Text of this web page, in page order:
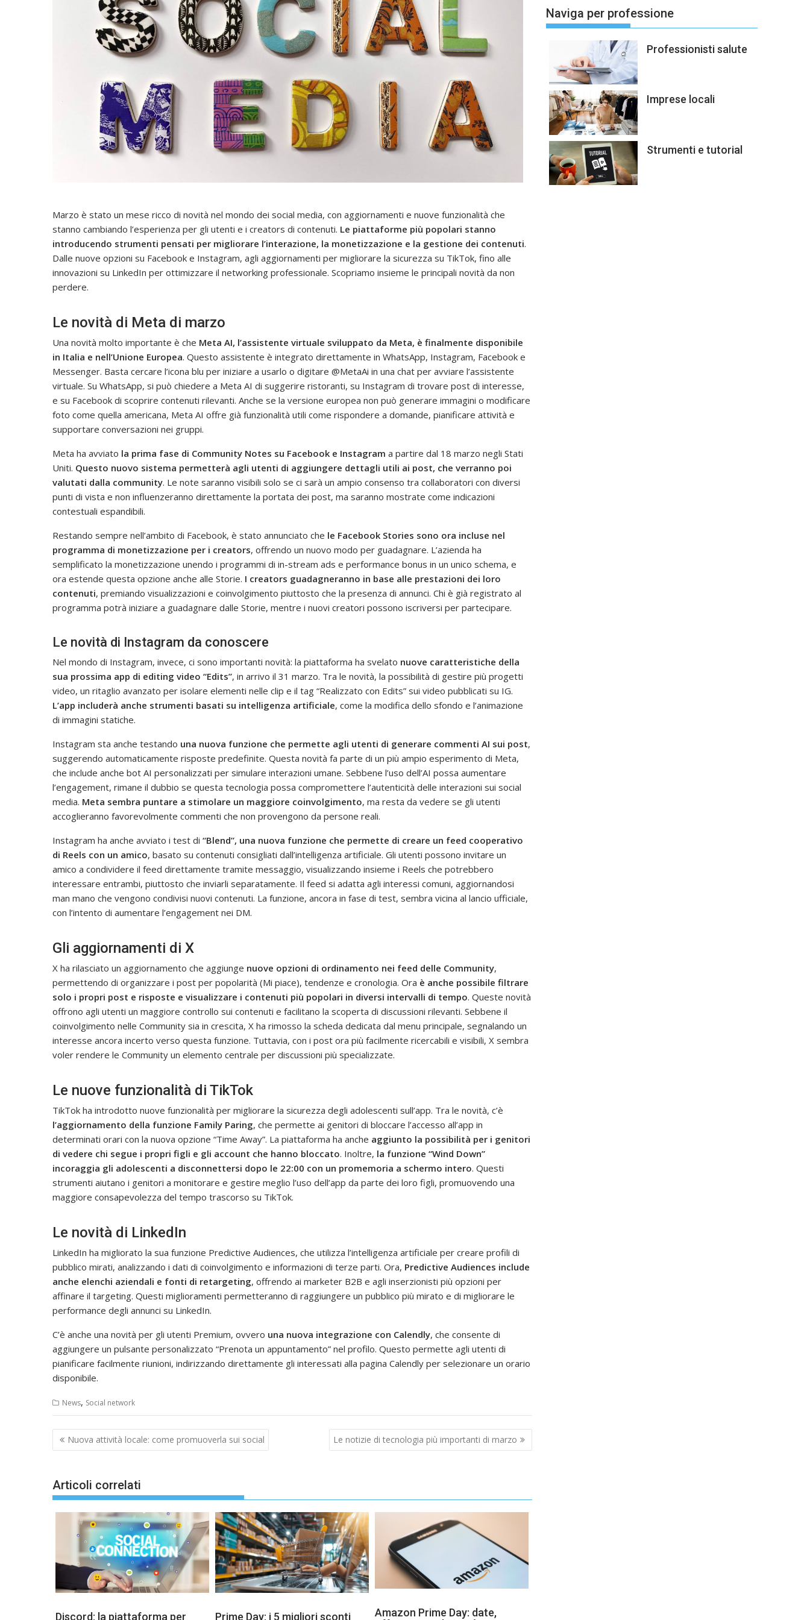
Marzo è stato un mese ricco di novità nel mondo dei social media, con aggiornamenti e nuove funzionalità che
stanno cambiando l’esperienza per gli utenti e i creators di contenuti. Le piattaforme più popolari stanno
introducendo strumenti pensati per migliorare l’interazione, la monetizzazione e la gestione dei contenuti.
Dalle nuove opzioni su Facebook e Instagram, agli aggiornamenti per migliorare la sicurezza su TikTok, fino alle
innovazioni su LinkedIn per ottimizzare il networking professionale. Scopriamo insieme le principali novità da non
perdere.
Le novità di Meta di marzo
Una novità molto importante è che Meta AI, l’assistente virtuale sviluppato da Meta, è finalmente disponibile
in Italia e nell’Unione Europea. Questo assistente è integrato direttamente in WhatsApp, Instagram, Facebook e
Messenger. Basta cercare l’icona blu per iniziare a usarlo o digitare @MetaAi in una chat per avviare l’assistente
virtuale. Su WhatsApp, si può chiedere a Meta AI di suggerire ristoranti, su Instagram di trovare post di interesse,
e su Facebook di scoprire contenuti rilevanti. Anche se la versione europea non può generare immagini o modificare
foto come quella americana, Meta AI offre già funzionalità utili come rispondere a domande, pianificare attività e
supportare conversazioni nei gruppi.
Meta ha avviato la prima fase di Community Notes su Facebook e Instagram a partire dal 18 marzo negli Stati
Uniti. Questo nuovo sistema permetterà agli utenti di aggiungere dettagli utili ai post, che verranno poi
valutati dalla community. Le note saranno visibili solo se ci sarà un ampio consenso tra collaboratori con diversi
punti di vista e non influenzeranno direttamente la portata dei post, ma saranno mostrate come indicazioni
contestuali espandibili.
Restando sempre nell’ambito di Facebook, è stato annunciato che le Facebook Stories sono ora incluse nel
programma di monetizzazione per i creators, offrendo un nuovo modo per guadagnare. L’azienda ha
semplificato la monetizzazione unendo i programmi di in-stream ads e performance bonus in un unico schema, e
ora estende questa opzione anche alle Storie. I creators guadagneranno in base alle prestazioni dei loro
contenuti, premiando visualizzazioni e coinvolgimento piuttosto che la presenza di annunci. Chi è già registrato al
programma potrà iniziare a guadagnare dalle Storie, mentre i nuovi creatori possono iscriversi per partecipare.
Le novità di Instagram da conoscere
Nel mondo di Instagram, invece, ci sono importanti novità: la piattaforma ha svelato nuove caratteristiche della
sua prossima app di editing video “Edits”, in arrivo il 31 marzo. Tra le novità, la possibilità di gestire più progetti
video, un ritaglio avanzato per isolare elementi nelle clip e il tag “Realizzato con Edits” sui video pubblicati su IG.
L’app includerà anche strumenti basati su intelligenza artificiale, come la modifica dello sfondo e l’animazione
di immagini statiche.
Instagram sta anche testando una nuova funzione che permette agli utenti di generare commenti AI sui post,
suggerendo automaticamente risposte predefinite. Questa novità fa parte di un più ampio esperimento di Meta,
che include anche bot AI personalizzati per simulare interazioni umane. Sebbene l’uso dell’AI possa aumentare
l’engagement, rimane il dubbio se questa tecnologia possa compromettere l’autenticità delle interazioni sui social
media. Meta sembra puntare a stimolare un maggiore coinvolgimento, ma resta da vedere se gli utenti
accoglieranno favorevolmente commenti che non provengono da persone reali.
Instagram ha anche avviato i test di “Blend”, una nuova funzione che permette di creare un feed cooperativo
di Reels con un amico, basato su contenuti consigliati dall’intelligenza artificiale. Gli utenti possono invitare un
amico a condividere il feed direttamente tramite messaggio, visualizzando insieme i Reels che potrebbero
interessare entrambi, piuttosto che inviarli separatamente. Il feed si adatta agli interessi comuni, aggiornandosi
man mano che vengono condivisi nuovi contenuti. La funzione, ancora in fase di test, sembra vicina al lancio ufficiale,
con l’intento di aumentare l’engagement nei DM.
Gli aggiornamenti di X
X ha rilasciato un aggiornamento che aggiunge nuove opzioni di ordinamento nei feed delle Community,
permettendo di organizzare i post per popolarità (Mi piace), tendenze e cronologia. Ora è anche possibile filtrare
solo i propri post e risposte e visualizzare i contenuti più popolari in diversi intervalli di tempo. Queste novità
offrono agli utenti un maggiore controllo sui contenuti e facilitano la scoperta di discussioni rilevanti. Sebbene il
coinvolgimento nelle Community sia in crescita, X ha rimosso la scheda dedicata dal menu principale, segnalando un
interesse ancora incerto verso questa funzione. Tuttavia, con i post ora più facilmente ricercabili e visibili, X sembra
voler rendere le Community un elemento centrale per discussioni più specializzate.
Le nuove funzionalità di TikTok
TikTok ha introdotto nuove funzionalità per migliorare la sicurezza degli adolescenti sull’app. Tra le novità, c’è
l’aggiornamento della funzione Family Paring, che permette ai genitori di bloccare l’accesso all’app in
determinati orari con la nuova opzione “Time Away”. La piattaforma ha anche aggiunto la possibilità per i genitori
di vedere chi segue i propri figli e gli account che hanno bloccato. Inoltre, la funzione “Wind Down”
incoraggia gli adolescenti a disconnettersi dopo le 22:00 con un promemoria a schermo intero. Questi
strumenti aiutano i genitori a monitorare e gestire meglio l’uso dell’app da parte dei loro figli, promuovendo una
maggiore consapevolezza del tempo trascorso su TikTok.
Le novità di LinkedIn
LinkedIn ha migliorato la sua funzione Predictive Audiences, che utilizza l’intelligenza artificiale per creare profili di
pubblico mirati, analizzando i dati di coinvolgimento e informazioni di terze parti. Ora, Predictive Audiences include
anche elenchi aziendali e fonti di retargeting, offrendo ai marketer B2B e agli inserzionisti più opzioni per
affinare il targeting. Questi miglioramenti permetteranno di raggiungere un pubblico più mirato e di migliorare le
performance degli annunci su LinkedIn.
C’è anche una novità per gli utenti Premium, ovvero una nuova integrazione con Calendly, che consente di
aggiungere un pulsante personalizzato “Prenota un appuntamento” nel profilo. Questo permette agli utenti di
pianificare facilmente riunioni, indirizzando direttamente gli interessati alla pagina Calendly per selezionare un orario
disponibile.
News, Social network
Navigazione
articoli
Nuova attività locale: come promuoverla sui social Le notizie di tecnologia più importanti di marzo
Articoli correlati
Discord: la piattaforma per Prime Day: i 5 migliori sconti
Amazon Prime Day: date,
Naviga per professione
Professionisti salute
Imprese locali
Strumenti e tutorial